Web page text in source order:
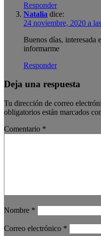
Responder
Natalia dice:
24 noviembre, 2020 a
Buenos días, interesada
informarme
Responder
Deja una respuesta
Tu dirección de correo
obligatorios están marcados
Comentario *
Nombre *
Correo electrónico *